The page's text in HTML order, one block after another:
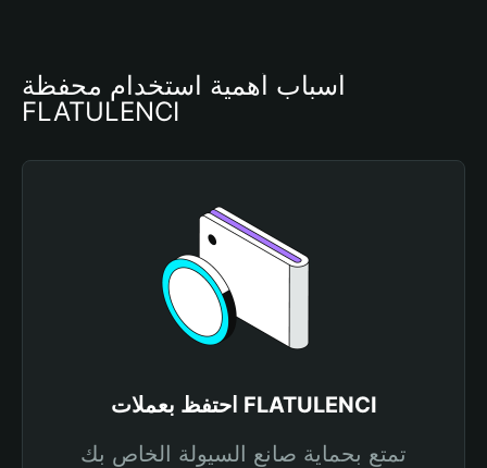
أسباب أهمية استخدام محفظة
FLATULENCI
احتفظ بعملات FLATULENCI
تمتع بحماية صانع السيولة الخاص بك